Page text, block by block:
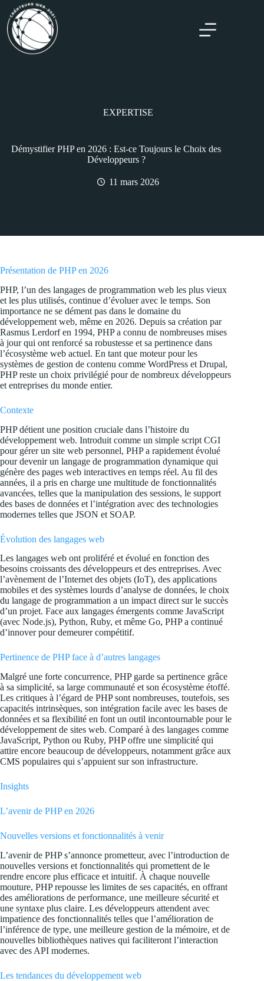
EXPERTISE
Démystifier PHP en 2026 : Est-ce Toujours le Choix des
Développeurs ?
11 mars 2026
Présentation de PHP en 2026
PHP, l’un des langages de programmation web les plus vieux
et les plus utilisés, continue d’évoluer avec le temps. Son
importance ne se dément pas dans le domaine du
développement web, même en 2026. Depuis sa création par
Rasmus Lerdorf en 1994, PHP a connu de nombreuses mises
à jour qui ont renforcé sa robustesse et sa pertinence dans
l’écosystème web actuel. En tant que moteur pour les
systèmes de gestion de contenu comme WordPress et Drupal,
PHP reste un choix privilégié pour de nombreux développeurs
et entreprises du monde entier.
Contexte
PHP détient une position cruciale dans l’histoire du
développement web. Introduit comme un simple script CGI
pour gérer un site web personnel, PHP a rapidement évolué
pour devenir un langage de programmation dynamique qui
génère des pages web interactives en temps réel. Au fil des
années, il a pris en charge une multitude de fonctionnalités
avancées, telles que la manipulation des sessions, le support
des bases de données et l’intégration avec des technologies
modernes telles que JSON et SOAP.
Évolution des langages web
Les langages web ont proliféré et évolué en fonction des
besoins croissants des développeurs et des entreprises. Avec
l’avènement de l’Internet des objets (IoT), des applications
mobiles et des systèmes lourds d’analyse de données, le choix
du langage de programmation a un impact direct sur le succès
d’un projet. Face aux langages émergents comme JavaScript
(avec Node.js), Python, Ruby, et même Go, PHP a continué
d’innover pour demeurer compétitif.
Pertinence de PHP face à d’autres langages
Malgré une forte concurrence, PHP garde sa pertinence grâce
à sa simplicité, sa large communauté et son écosystème étoffé.
Les critiques à l’égard de PHP sont nombreuses, toutefois, ses
capacités intrinsèques, son intégration facile avec les bases de
données et sa flexibilité en font un outil incontournable pour le
développement de sites web. Comparé à des langages comme
JavaScript, Python ou Ruby, PHP offre une simplicité qui
attire encore beaucoup de développeurs, notamment grâce aux
CMS populaires qui s’appuient sur son infrastructure.
Insights
L’avenir de PHP en 2026
Nouvelles versions et fonctionnalités à venir
L’avenir de PHP s’annonce prometteur, avec l’introduction de
nouvelles versions et fonctionnalités qui promettent de le
rendre encore plus efficace et intuitif. À chaque nouvelle
mouture, PHP repousse les limites de ses capacités, en offrant
des améliorations de performance, une meilleure sécurité et
une syntaxe plus claire. Les développeurs attendent avec
impatience des fonctionnalités telles que l’amélioration de
l’inférence de type, une meilleure gestion de la mémoire, et de
nouvelles bibliothèques natives qui faciliteront l’interaction
avec des API modernes.
Les tendances du développement web